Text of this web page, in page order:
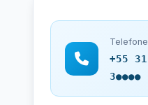
Telefone
+55 31
3●●●●